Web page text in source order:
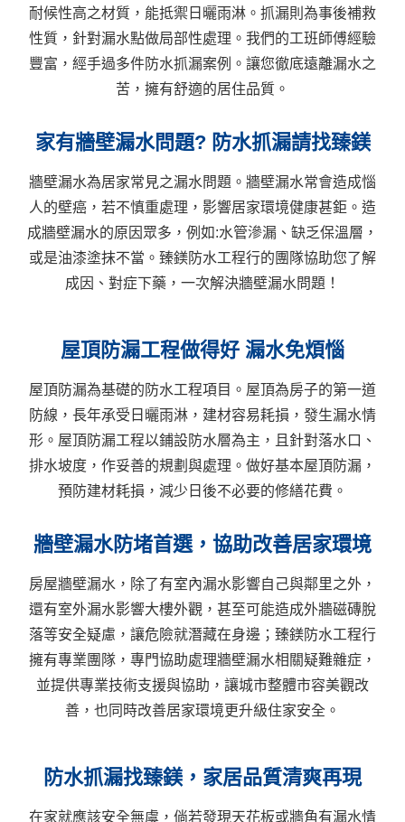
耐候性高之材質，能抵禦日曬雨淋。抓漏則為事後補救
性質，針對漏水點做局部性處理。我們的工班師傅經驗
豐富，經手過多件防水抓漏案例。讓您徹底遠離漏水之
苦，擁有舒適的居住品質。
家有牆壁漏水問題? 防水抓漏請找臻鎂
牆壁漏水為居家常見之漏水問題。牆壁漏水常會造成惱
人的壁癌，若不慎重處理，影響居家環境健康甚鉅。造
成牆壁漏水的原因眾多，例如:水管滲漏、缺乏保溫層，
或是油漆塗抹不當。臻鎂防水工程行的團隊協助您了解
成因、對症下藥，一次解決牆壁漏水問題！
屋頂防漏工程做得好 漏水免煩惱
屋頂防漏為基礎的防水工程項目。屋頂為房子的第一道
防線，長年承受日曬雨淋，建材容易耗損，發生漏水情
形。屋頂防漏工程以鋪設防水層為主，且針對落水口、
排水坡度，作妥善的規劃與處理。做好基本屋頂防漏，
預防建材耗損，減少日後不必要的修繕花費。
牆壁漏水防堵首選，協助改善居家環境
房屋牆壁漏水，除了有室內漏水影響自己與鄰里之外，
還有室外漏水影響大樓外觀，甚至可能造成外牆磁磚脫
落等安全疑慮，讓危險就潛藏在身邊；臻鎂防水工程行
擁有專業團隊，專門協助處理牆壁漏水相關疑難雜症，
並提供專業技術支援與協助，讓城市整體市容美觀改
善，也同時改善居家環境更升級住家安全。
防水抓漏找臻鎂，家居品質清爽再現
在家就應該安全無虞，倘若發現天花板或牆角有漏水情